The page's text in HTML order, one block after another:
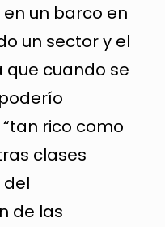
un barco en
un sector y el
cuando se
rico como
clases
de las